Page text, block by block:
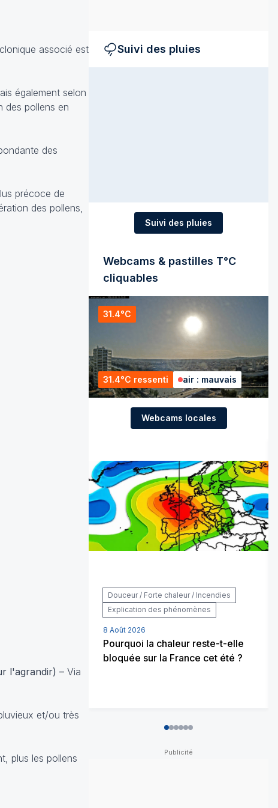
associé est
également selon
des pollens en
des
précoce de
des pollens,
l'agrandir) – Via
et/ou très
plus les pollens
Suivi des pluies
Suivi des pluies
Webcams & pastilles T°C
cliquables
31.4°C
31.4°C ressenti air : mauvais
Webcams locales
Douceur / Forte chaleur / Incendies
Explication des phénomènes
8 Août 2026
Pourquoi la chaleur reste-t-elle
bloquée sur la France cet été ?
012345